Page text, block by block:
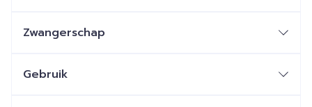
Zwangerschap
Gebruik